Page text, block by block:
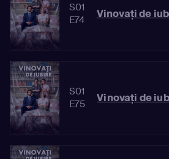
S01
E74
Vinovaţi de
S01
E75
Vinovaţi de